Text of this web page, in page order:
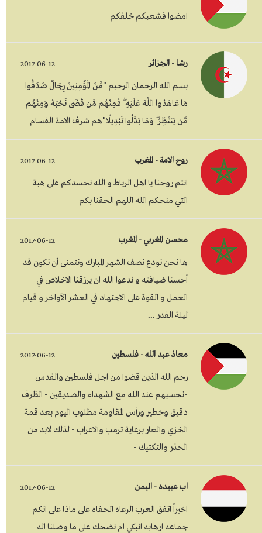
امضوا فشعبكم خلفكم
رشا - الجزائر 2017-06-12
بسم الله الرحمان الرحيم "مِّنَ الْمُؤْمِنِينَ رِجَالٌ صَدَقُوا
مَا عَاهَدُوا اللَّهَ عَلَيْهِ ۖ فَمِنْهُم مَّن قَضَىٰ نَحْبَهُ وَمِنْهُم
مَّن يَنتَظِرُ ۖ وَمَا بَدَّلُوا تَبْدِيلًا"هم شرف الامة القسام
روح الامة - المغرب 2017-06-12
انتم روحنا يا اهل الرباط و الله نحسدكم على هبة
التي منحكم الله اللهم الحقنا بكم
محسن المغربي - المغرب 2017-06-12
ها نحن نودع نصف الشهر المبارك ونتمنى أن نكون قد
أحسنا ضيافته و ندعوا الله ان يرزقنا الاخلاص في
العمل و القوة على الاجتهاد في العشر الأواخر و قيام
ليلة القدر ...
معاذ عبد الله - فلسطين 2017-06-12
رحم الله الذين قضوا من اجل فلسطين والقدس
-نحسبهم عند الله مع الشهداء والصديقين - الظرف
دقيق وخطير ورأس المقاومة مطلوب اليوم بعد قمة
الخزي والعار برعاية ترمب والاعراب - لذلك لابد من
الحذر والتكتيك -
اب عبيده - اليمن 2017-06-12
اخيراً اتفق العرب الرعاه الحفاه على ماذا على انكم
جماعه ارهابه انبكي ام نضحك على ما وصلنا اله